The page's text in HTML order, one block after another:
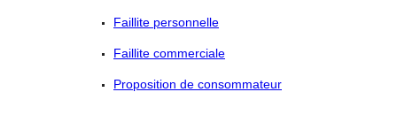
Faillite personnelle
Faillite commerciale
Proposition de consommateur